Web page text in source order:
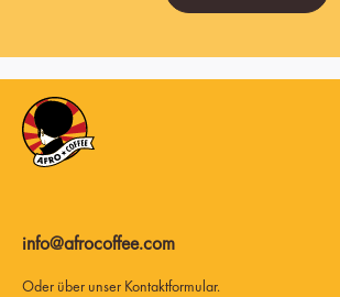
info@afrocoffee.com
Oder über unser Kontaktformular.